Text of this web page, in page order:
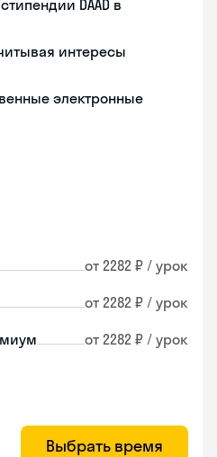
DAAD в
интересы
электронные
от 2282 ₽ / урок
от 2282 ₽ / урок
от 2282 ₽ / урок
Выбрать время